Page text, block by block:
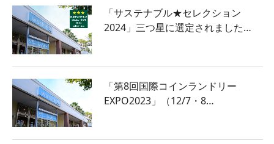
「サステナブル★セレクション
2024」三つ星に選定されました…
「第8回国際コインランドリー
EXPO2023」（12/7・8…